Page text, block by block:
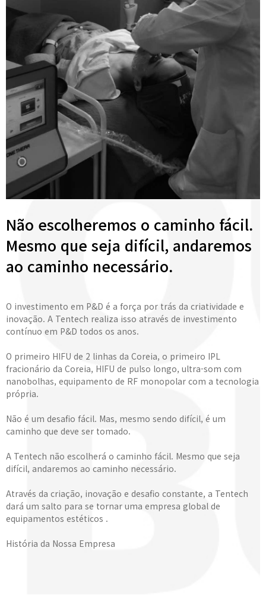
Não escolheremos o caminho fácil.
Mesmo que seja difícil, andaremos
ao caminho necessário.
O investimento em P&D é a força por trás da criatividade e
inovação. A Tentech realiza isso através de investimento
contínuo em P&D todos os anos.
O primeiro HIFU de 2 linhas da Coreia, o primeiro IPL
fracionário da Coreia, HIFU de pulso longo, ultra-som com
nanobolhas, equipamento de RF monopolar com a tecnologia
própria.
Não é um desafio fácil. Mas, mesmo sendo difícil, é um
caminho que deve ser tomado.
A Tentech não escolherá o caminho fácil. Mesmo que seja
difícil, andaremos ao caminho necessário.
Através da criação, inovação e desafio constante, a Tentech
dará um salto para se tornar uma empresa global de
equipamentos estéticos .
História da Nossa Empresa